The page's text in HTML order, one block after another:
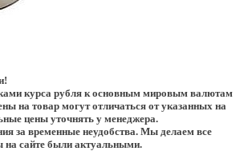
курса рубля к основным мировым валютам
на товар могут отличаться от указанных на
цены уточнять у менеджера.
за временные неудобства. Мы делаем все
на сайте были актуальными.